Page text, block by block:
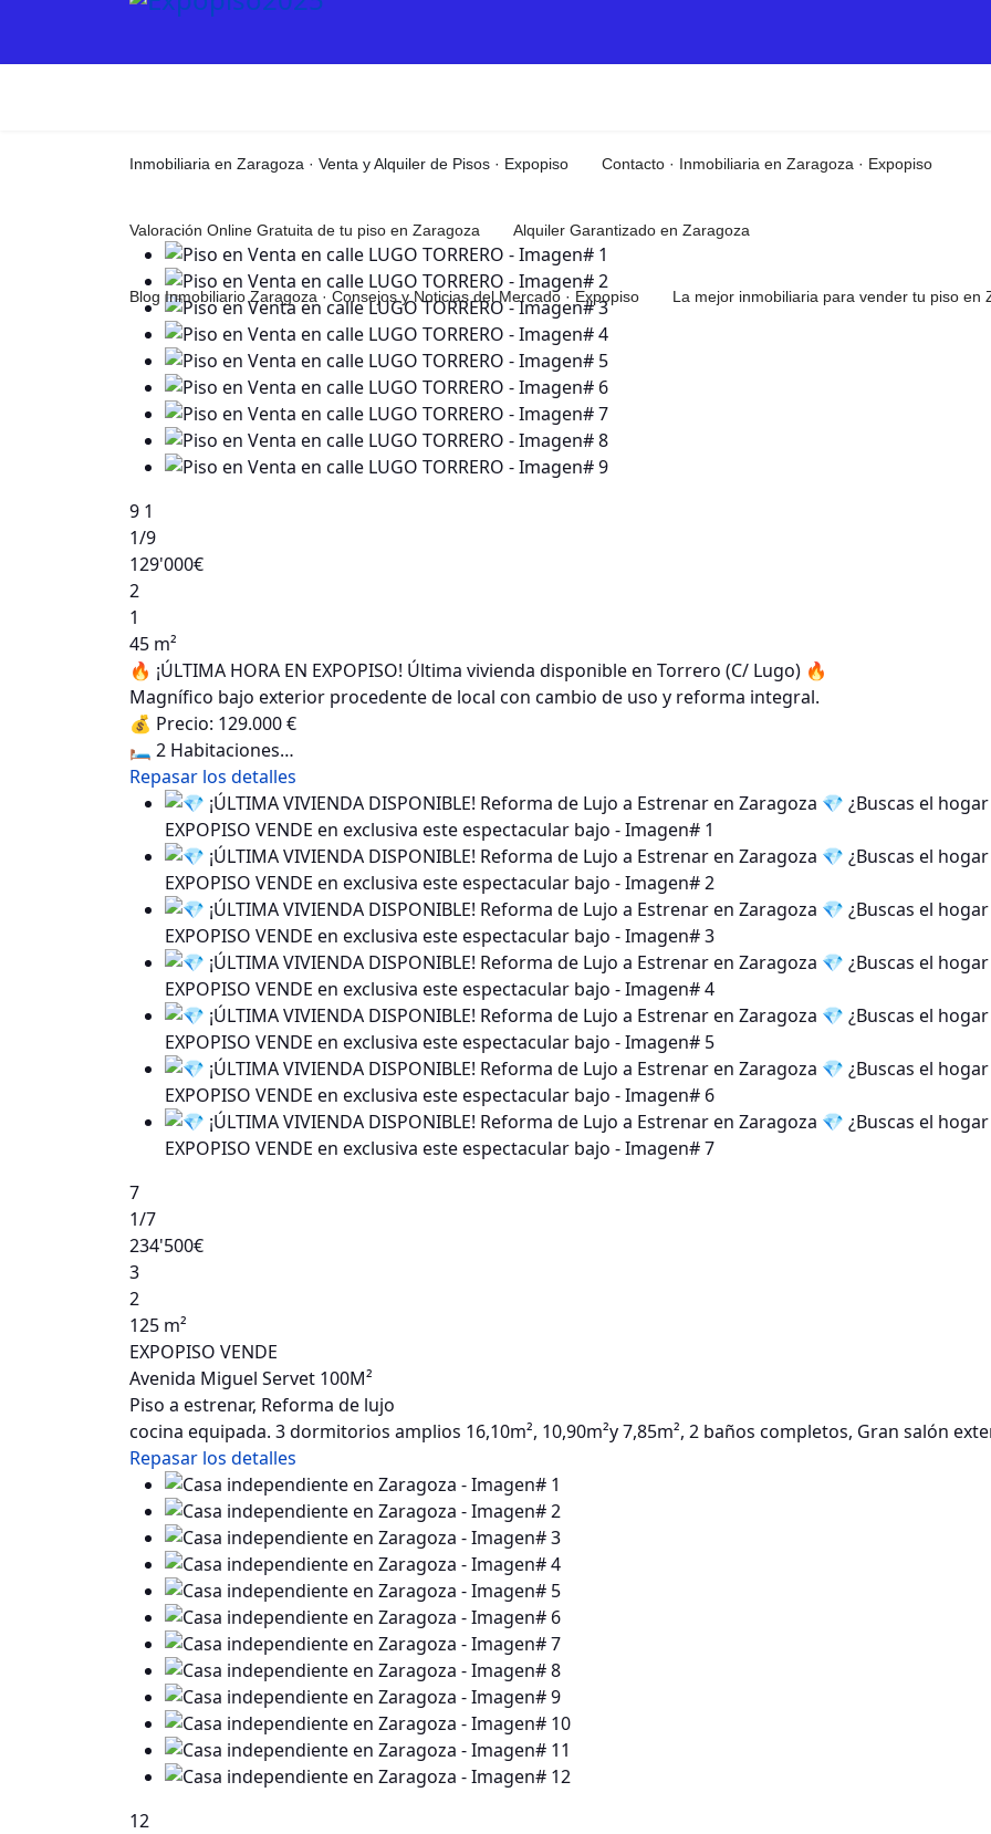
Inmobiliaria en Zaragoza · Venta y Alquiler de Pisos · Expopiso Contacto · Inmobiliaria en Zaragoza · Expopiso
Valoración Online Gratuita de tu piso en Zaragoza Alquiler Garantizado en Zaragoza
Blog Inmobiliario Zaragoza · Consejos y Noticias del Mercado · Expopiso La mejor inmobiliaria para vender tu piso en
9 1
1/9
129'000€
2
1
45 m²
🔥 ¡ÚLTIMA HORA EN EXPOPISO! Última vivienda disponible en Torrero (C/ Lugo) 🔥
Magnífico bajo exterior procedente de local con cambio de uso y reforma integral.
💰 Precio: 129.000 €
🛏️ 2 Habitaciones…
Repasar los detalles
7
1/7
234'500€
3
2
125 m²
EXPOPISO VENDE
Avenida Miguel Servet 100M²
Piso a estrenar, Reforma de lujo
cocina equipada. 3 dormitorios amplios 16,10m², 10,90m²y 7,85m², 2 baños completos, Gran salón
Repasar los detalles
12